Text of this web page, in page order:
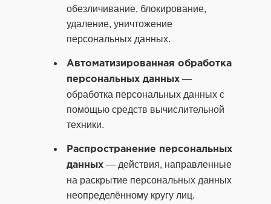
обезличивание, блокирование,
удаление, уничтожение
персональных данных.
Автоматизированная обработка
персональных данных —
обработка персональных данных с
помощью средств вычислительной
техники.
Распространение персональных
данных — действия, направленные
на раскрытие персональных данных
неопределённому кругу лиц.